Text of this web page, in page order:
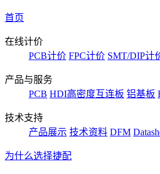
首页
在线计价
PCB计价 FPC计价 SMT/DIP计
产品与服务
PCB HDI高密度互连板 铝基板
技术支持
产品展示 技术资料 DFM
为什么选择捷配